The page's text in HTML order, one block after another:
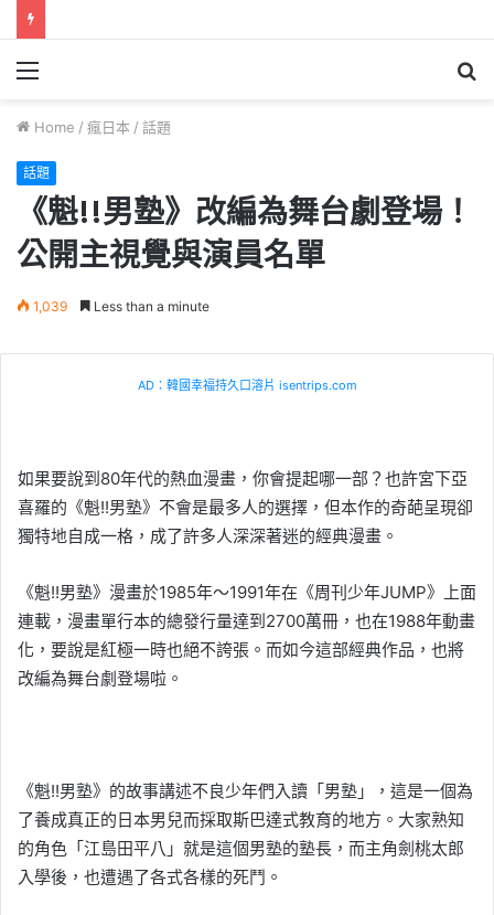
Home / 瘋日本 / 話題
話題
《魁!!男塾》改編為舞台劇登場！
公開主視覺與演員名單
1,039 Less than a minute
AD：韓國幸福持久口溶片 isentrips.com
如果要說到80年代的熱血漫畫，你會提起哪一部？也許宮下亞
喜羅的《魁!!男塾》不會是最多人的選擇，但本作的奇葩呈現卻
獨特地自成一格，成了許多人深深著迷的經典漫畫。
《魁!!男塾》漫畫於1985年～1991年在《周刊少年JUMP》上面
連載，漫畫單行本的總發行量達到2700萬冊，也在1988年動畫
化，要說是紅極一時也絕不誇張。而如今這部經典作品，也將
改編為舞台劇登場啦。
《魁!!男塾》的故事講述不良少年們入讀「男塾」，這是一個為
了養成真正的日本男兒而採取斯巴達式教育的地方。大家熟知
的角色「江島田平八」就是這個男塾的塾長，而主角劍桃太郎
入學後，也遭遇了各式各樣的死鬥。